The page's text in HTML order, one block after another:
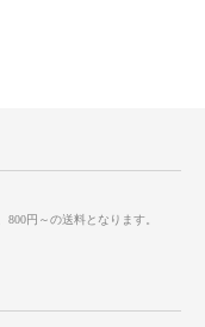
円～の送料となります。